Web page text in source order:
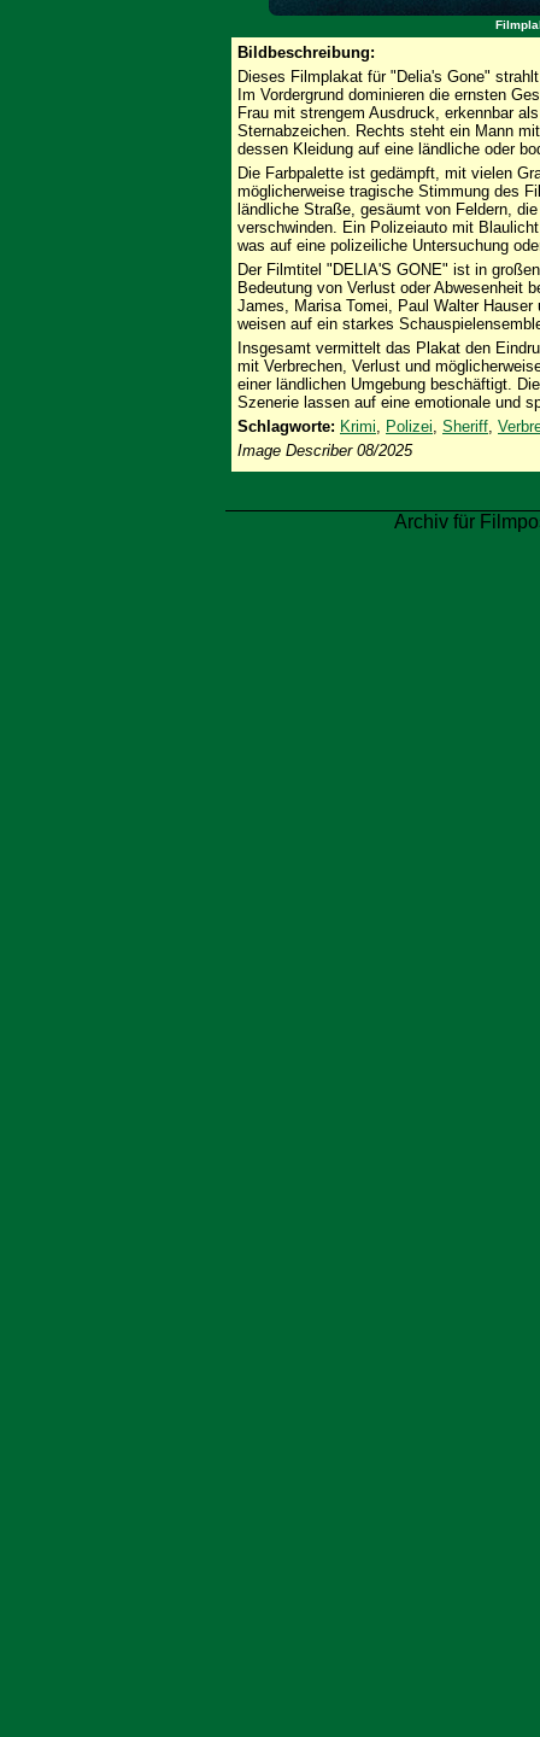
Bildbeschreibung:
Dieses Filmplakat für "Delia's Gone"
Im Vordergrund dominieren die ernsten
Frau mit strengem Ausdruck, erkennbar
Sternabzeichen. Rechts steht ein Mann
dessen Kleidung auf eine ländliche oder
Die Farbpalette ist gedämpft, mit vielen
möglicherweise tragische Stimmung des
ländliche Straße, gesäumt von Feldern,
verschwinden. Ein Polizeiauto mit
was auf eine polizeiliche Untersuchung
Der Filmtitel "DELIA'S GONE" ist in
Bedeutung von Verlust oder Abwesenheit
James, Marisa Tomei, Paul Walter
weisen auf ein starkes
Insgesamt vermittelt das Plakat den
mit Verbrechen, Verlust und
einer ländlichen Umgebung beschäftigt.
Szenerie lassen auf eine emotionale und
Schlagworte: Krimi, Polizei, Sheriff,
Image Describer 08/2025
Archiv für